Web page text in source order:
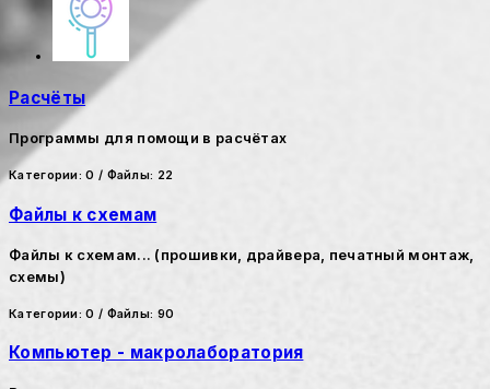
Расчёты
Программы для помощи в расчётах
Категории: 0 / Файлы: 22
Файлы к схемам
Файлы к схемам... (прошивки, драйвера, печатный монтаж,
схемы)
Категории: 0 / Файлы: 90
Компьютер - макролаборатория